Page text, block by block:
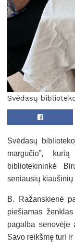
Svėdasų
Svėdasų
margučio”,
bibliotekininkė
seniausių kiaušinių
B. Ražanskienė
piešiamas
pagalba senovėje
Savo reikšmę turi ir